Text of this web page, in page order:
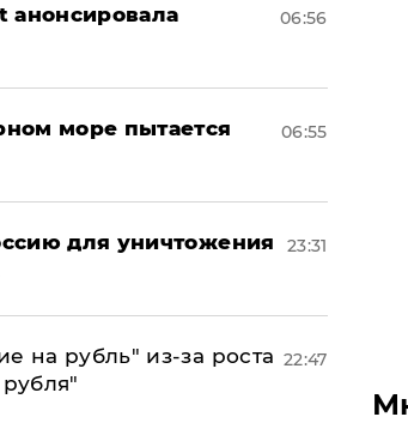
анонсировала
06:56
море пытается
06:55
для уничтожения
23:31
на рубль" из-за роста 22:47